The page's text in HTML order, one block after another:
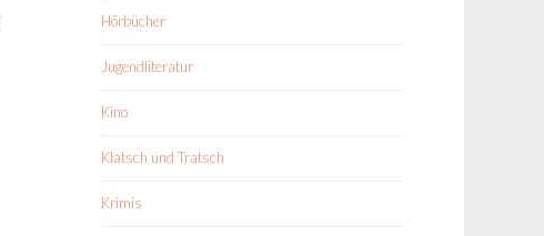
Hörbücher
Jugendliteratur
Kino
Klatsch und Tratsch
Krimis